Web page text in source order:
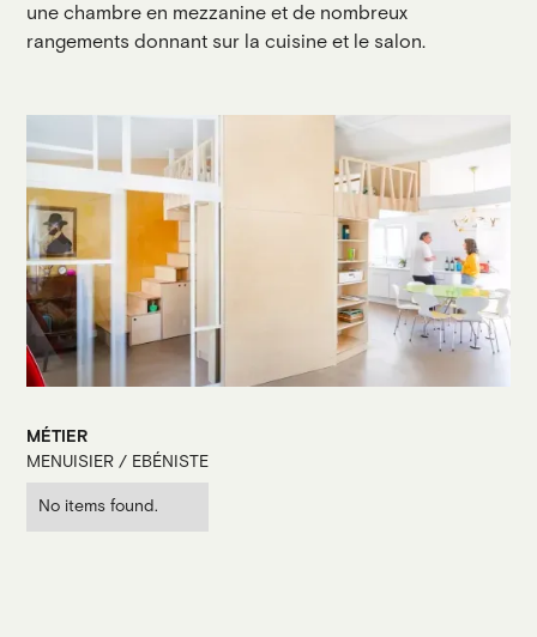
une chambre en mezzanine et de nombreux
rangements donnant sur la cuisine et le salon.
MÉTIER
MENUISIER / EBÉNISTE
No items found.